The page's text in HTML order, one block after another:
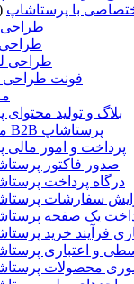
با پرستاشاپ
طراحی
طراحی
طراحی
فونت
بلاگ و تولید
ماژول های B2B پرستاشاپ
پرداخت و امور مالی
صدور فاکتور
درگاه پرداخت
سفارشات
یک صفحه
فرآیند خرید
و اعتباری
محصولات